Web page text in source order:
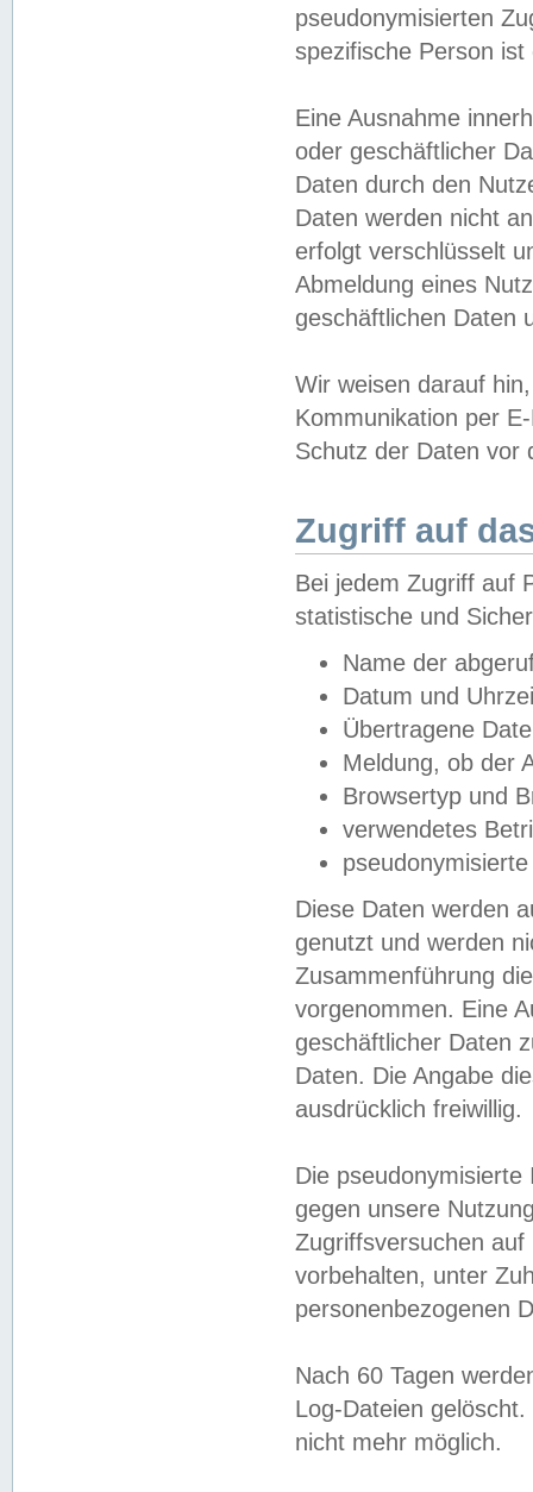
pseudonymisierten
spezifische Person
Eine Ausnahme
oder geschäftlicher
Daten durch den
Daten werden nicht
erfolgt verschlüsselt
Abmeldung eines
geschäftlichen Daten
Wir weisen darauf
Kommunikation per
Schutz der Daten vor
Zugriff auf
Bei jedem Zugriff auf
statistische und
Name der
Datum und
Übertragene
Meldung, ob der
Browsertyp und
verwendetes
Diese Daten werden
genutzt und werden
Zusammenführung
vorgenommen. Eine
geschäftlicher Daten
Daten. Die Angabe
ausdrücklich freiwillig.
Die
gegen unsere
Zugriffsversuchen
vorbehalten, unter
personenbezogenen
Nach 60 Tagen
Log-Dateien
nicht mehr möglich.